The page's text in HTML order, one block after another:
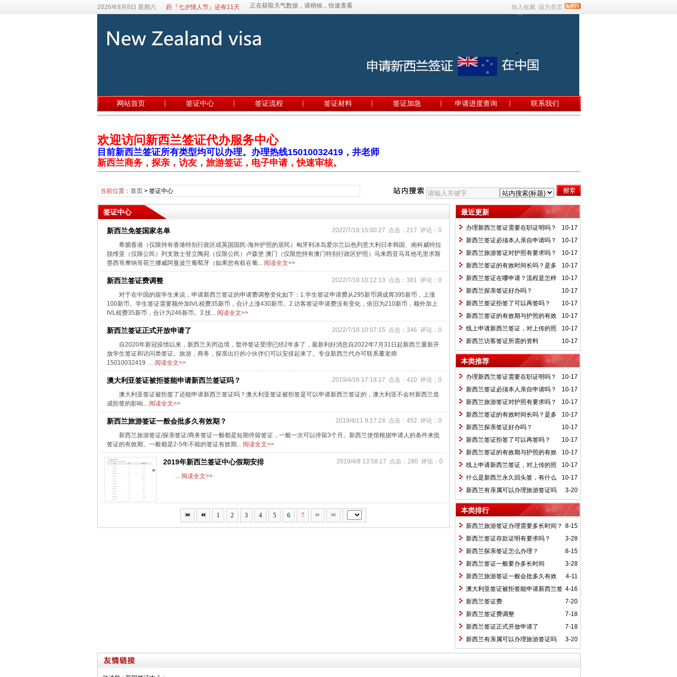
2026年8月8日 星期六 距『七夕情人节』还有11天 加入收藏 设为首页
网站首页 签证中心 签证流程 签证材料 签证加急 申请进度查询 联系我们
欢迎访问新西兰签证代办服务中心
目前新西兰签证所有类型均可以办理。办理热线15010032419，井老师
新西兰商务，探亲，访友，旅游签证，电子申请，快速审核。
当前位置： 首页> 签证中心
签证中心
2022/7/18 15:00:27 点击：217 评论：0
新西兰免签国家名单
希腊香港（仅限持有香港特别行政区或英国国民-海外护照的居民）匈牙利冰岛爱尔兰以色列意大利日本韩国、南科威特拉
脱维亚（仅限公民）列支敦士登立陶宛（仅限公民）卢森堡 澳门（仅限您持有澳门特别行政区护照）马来西亚马耳他毛里求斯
墨西哥摩纳哥荷兰挪威阿曼波兰葡萄牙（如果您有权在葡... 阅读全文>>
2022/7/18 10:12:13 点击：381 评论：0
新西兰签证费调整
对于在中国的留学生来说，申请新西兰签证的申请费调整变化如下：1.学生签证申请费从295新币调成胃395新币，上涨
100新币。学生签证需要额外加IVL税费35新币，合计上涨430新币。2.访客签证申请费没有变化，依旧为210新币，额外加上
IVL税费35新币，合计为246新币。3.技... 阅读全文>>
2022/7/18 10:07:15 点击：346 评论：0
新西兰签证正式开放申请了
自2020年新冠疫情以来，新西兰关闭边境，暂停签证受理已经2年多了，最新利好消息自2022年7月31日起新西兰重新开
放学生签证和访问类签证。旅游，商务，探亲出行的小伙伴们可以安排起来了。专业新西兰代办可联系董老师
15010032419 ... 阅读全文>>
2019/4/16 17:18:17 点击：410 评论：0
澳大利亚签证被拒签能申请新西兰签证吗？
澳大利亚签证被拒签了还能申请新西兰签证吗？澳大利亚签证被拒签是可以申请新西兰签证的，澳大利亚不会对新西兰造
成拒签的影响... 阅读全文>>
2019/4/11 9:17:24 点击：452 评论：0
新西兰旅游签证一般会批多久有效期？
新西兰旅游签证/探亲签证/商务签证一般都是短期停留签证，一般一次可以停留3个月。新西兰使馆根据申请人的条件来批
签证的有效期。一般都是2-5年不能的签证有效期... 阅读全文>>
2019/4/9 13:58:17 点击：280 评论：0
2019年新西兰签证中心假期安排
... 阅读全文>>
1 2 3 4 5 6 7
最近更新
10-17
办理新西兰签证需要在职证明吗？
10-17
新西兰签证必须本人亲自申请吗？
10-17
新西兰旅游签证对护照有要求吗？
10-17
新西兰签证的有效时间长吗？是多
久？
10-17
新西兰签证在哪申请？流程是怎样
的？
10-17
新西兰探亲签证好办吗？
10-17
新西兰签证拒签了可以再签吗？
10-17
新西兰签证的有效期与护照的有效
期有关吗？
10-17
线上申请新西兰签证，对上传的照
片有哪些要求？
10-17
新西兰访客签证所需的资料
本类推荐
10-17
办理新西兰签证需要在职证明吗？
10-17
新西兰签证必须本人亲自申请吗？
10-17
新西兰旅游签证对护照有要求吗？
10-17
新西兰签证的有效时间长吗？是多
久？
10-17
新西兰探亲签证好办吗？
10-17
新西兰签证拒签了可以再签吗？
10-17
新西兰签证的有效期与护照的有效
期有关吗？
10-17
线上申请新西兰签证，对上传的照
片有哪些要求？
10-17
什么是新西兰永久回头签，有什么
好处，如何获得永久回头签证？
3-20
新西兰有亲属可以办理旅游签证吗
本类排行
8-15
新西兰旅游签证办理需要多长时间？
3-28
新西兰签证存款证明有要求吗？
8-15
新西兰探亲签证怎么办理？
3-28
新西兰签证一般要办多长时间
4-11
新西兰旅游签证一般会批多久有效
期？
4-16
澳大利亚签证被拒签能申请新西兰签
证吗？
7-20
新西兰签证费
7-18
新西兰签证费调整
7-18
新西兰签证正式开放申请了
3-20
新西兰有亲属可以办理旅游签证吗